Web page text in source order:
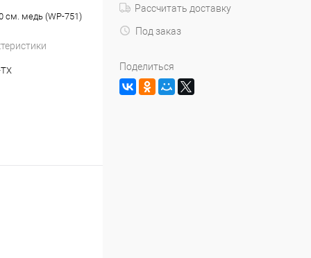
см. медь (WP-751)
Рассчитать доставку
Под заказ
Поделиться